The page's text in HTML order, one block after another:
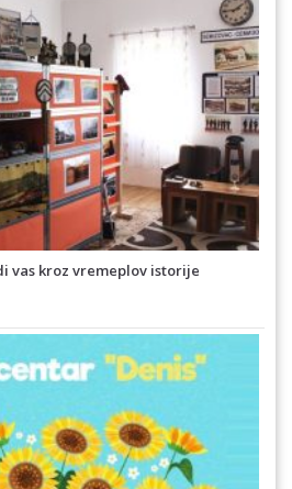
vas kroz vremeplov istorije